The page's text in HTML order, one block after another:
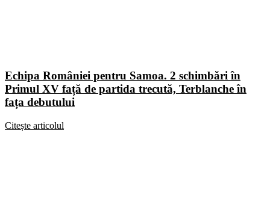
Echipa României pentru Samoa. 2 schimbări în
Primul XV față de partida trecută, Terblanche în
fața debutului
Citește articolul